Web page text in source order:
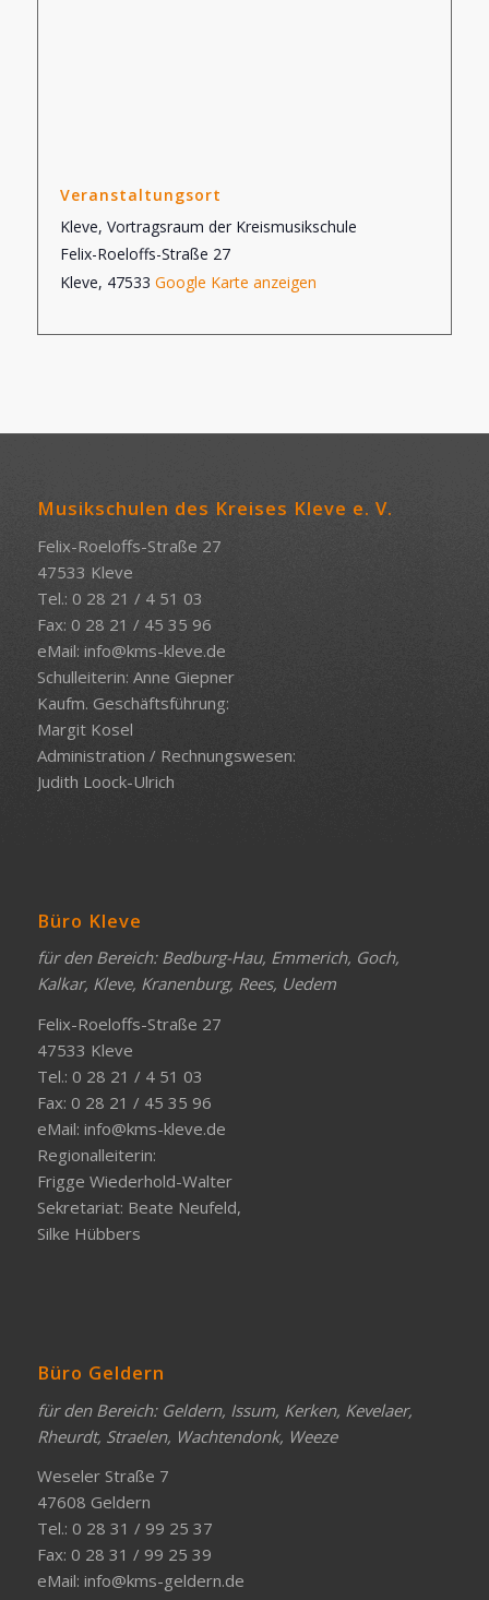
Veranstaltungsort
Kleve, Vortragsraum der Kreismusikschule
Felix-Roeloffs-Straße 27
Kleve, 47533 Google Karte anzeigen
Musikschulen des Kreises Kleve e. V.
Felix-Roeloffs-Straße 27
47533 Kleve
Tel.: 0 28 21 / 4 51 03
Fax: 0 28 21 / 45 35 96
eMail: info@kms-kleve.de
Schulleiterin: Anne Giepner
Kaufm. Geschäftsführung:
Margit Kosel
Administration / Rechnungswesen:
Judith Loock-Ulrich
Büro Kleve
für den Bereich: Bedburg-Hau, Emmerich, Goch,
Kalkar, Kleve, Kranenburg, Rees, Uedem
Felix-Roeloffs-Straße 27
47533 Kleve
Tel.: 0 28 21 / 4 51 03
Fax: 0 28 21 / 45 35 96
eMail: info@kms-kleve.de
Regionalleiterin:
Frigge Wiederhold-Walter
Sekretariat: Beate Neufeld,
Silke Hübbers
Büro Geldern
für den Bereich: Geldern, Issum, Kerken, Kevelaer,
Rheurdt, Straelen, Wachtendonk, Weeze
Weseler Straße 7
47608 Geldern
Tel.: 0 28 31 / 99 25 37
Fax: 0 28 31 / 99 25 39
eMail: info@kms-geldern.de